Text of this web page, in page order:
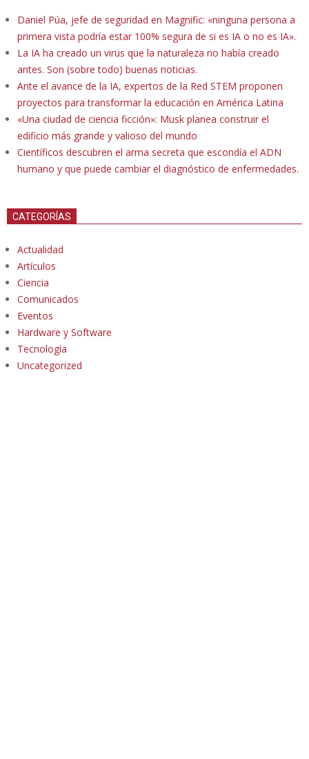
Daniel Púa, jefe de seguridad en Magnific: «ninguna persona a
primera vista podría estar 100% segura de si es IA o no es IA».
La IA ha creado un virus que la naturaleza no había creado
antes. Son (sobre todo) buenas noticias.
Ante el avance de la IA, expertos de la Red STEM proponen
proyectos para transformar la educación en América Latina
«Una ciudad de ciencia ficción»: Musk planea construir el
edificio más grande y valioso del mundo
Científicos descubren el arma secreta que escondía el ADN
humano y que puede cambiar el diagnóstico de enfermedades.
CATEGORÍAS
Actualidad
Artículos
Ciencia
Comunicados
Eventos
Hardware y Software
Tecnología
Uncategorized